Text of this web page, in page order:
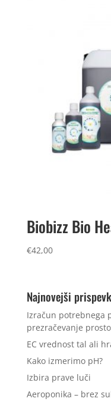
Biobizz Bio
€42,00
Najnovejši
Izračun potrebnega
prezračevanje
EC vrednost tal ali
Kako izmerimo pH?
Izbira prave luči
Aeroponika – brez